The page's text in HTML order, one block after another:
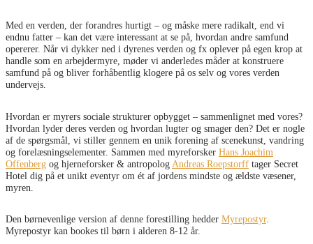
Med en verden, der forandres hurtigt – og måske mere radikalt, end vi
endnu fatter – kan det være interessant at se på, hvordan andre samfund
opererer. Når vi dykker ned i dyrenes verden og fx oplever på egen krop at
handle som en arbejdermyre, møder vi anderledes måder at konstruere
samfund på og bliver forhåbentlig klogere på os selv og vores verden
undervejs.
Hvordan er myrers sociale strukturer opbygget – sammenlignet med vores?
Hvordan lyder deres verden og hvordan lugter og smager den? Det er nogle
af de spørgsmål, vi stiller gennem en unik forening af scenekunst, vandring
og forelæsningselementer. Sammen med myreforsker Hans Joachim
Offenberg og hjerneforsker & antropolog Andreas Roepstorff tager Secret
Hotel dig på et unikt eventyr om ét af jordens mindste og ældste væsener,
myren.
Den børnevenlige version af denne forestilling hedder Myrepostyr.
Myrepostyr kan bookes til børn i alderen 8-12 år.